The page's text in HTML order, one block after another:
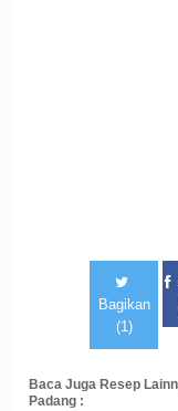
Bagikan
(1)
Baca Juga Resep
Padang :